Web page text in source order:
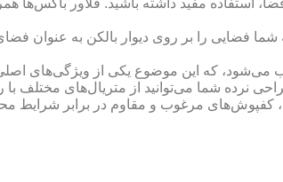
استفاده مفید داشته باشید. فلاور باکس‌ها
فضایی را بر روی دیوار بالکن به عنوان
می‌شود، که این موضوع یکی از ویژگی‌های
نرده شما می‌توانید از متریال‌های مختلف با
کفپوش‌های مرغوب و مقاوم در برابر شرایط